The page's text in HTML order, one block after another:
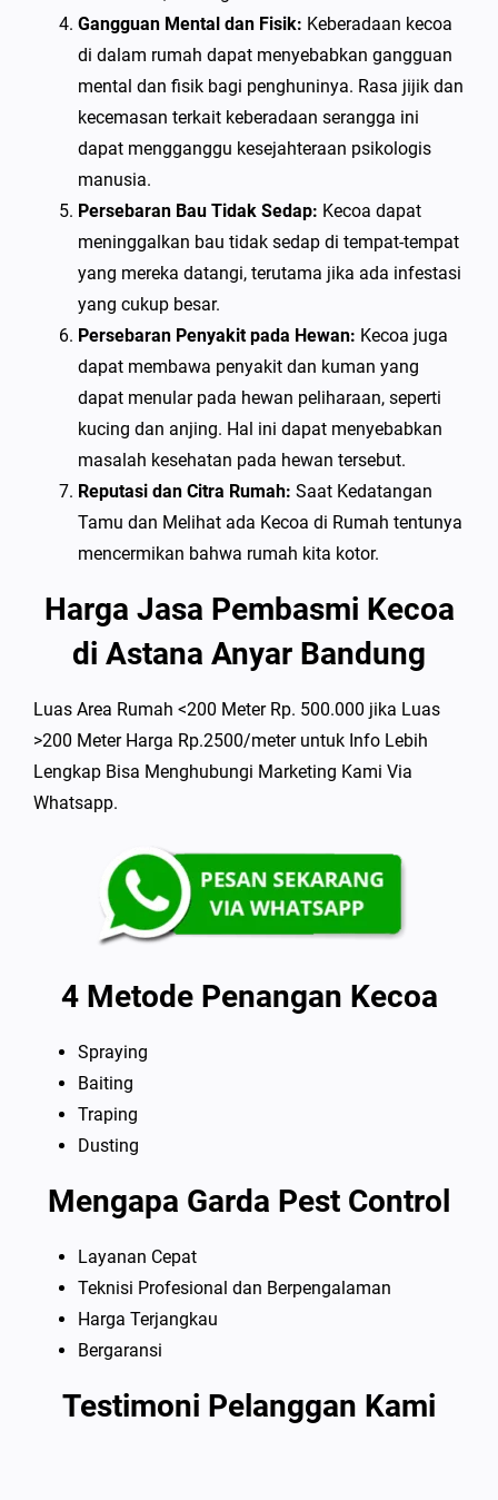
Gangguan Mental dan Fisik: Keberadaan kecoa
di dalam rumah dapat menyebabkan gangguan
mental dan fisik bagi penghuninya. Rasa jijik dan
kecemasan terkait keberadaan serangga ini
dapat mengganggu kesejahteraan psikologis
manusia.
Persebaran Bau Tidak Sedap: Kecoa dapat
meninggalkan bau tidak sedap di tempat-tempat
yang mereka datangi, terutama jika ada infestasi
yang cukup besar.
Persebaran Penyakit pada Hewan: Kecoa juga
dapat membawa penyakit dan kuman yang
dapat menular pada hewan peliharaan, seperti
kucing dan anjing. Hal ini dapat menyebabkan
masalah kesehatan pada hewan tersebut.
Reputasi dan Citra Rumah: Saat Kedatangan
Tamu dan Melihat ada Kecoa di Rumah tentunya
mencermikan bahwa rumah kita kotor.
Harga Jasa Pembasmi Kecoa
di Astana Anyar Bandung
Luas Area Rumah <200 Meter Rp. 500.000 jika Luas
>200 Meter Harga Rp.2500/meter untuk Info Lebih
Lengkap Bisa Menghubungi Marketing Kami Via
Whatsapp.
4 Metode Penangan Kecoa
Spraying
Baiting
Traping
Dusting
Mengapa Garda Pest Control
Layanan Cepat
Teknisi Profesional dan Berpengalaman
Harga Terjangkau
Bergaransi
Testimoni Pelanggan Kami